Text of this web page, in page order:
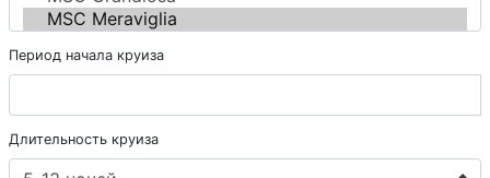
Период начала круиза
Длительность круиза